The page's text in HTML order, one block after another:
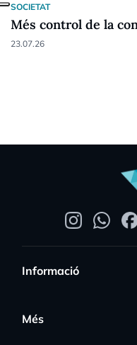
SOCIETAT
Més control de la
23.07.26
Informació
Més